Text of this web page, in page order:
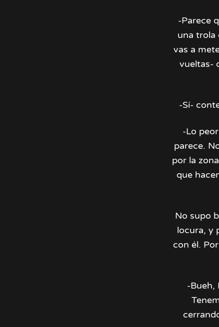
-Parece
una trola
vas a
vueltas-
-Sí-
-Lo
parece.
por la
que
No supo
locura, y
con él.
-Bueh,